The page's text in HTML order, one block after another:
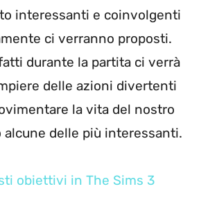
interessanti e coinvolgenti
ci verranno proposti.
durante la partita ci verrà
delle azioni divertenti
la vita del nostro
alcune delle più interessanti.
obiettivi in The Sims 3